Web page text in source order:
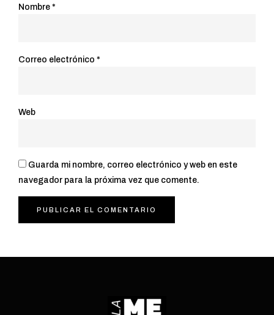
Nombre *
Correo electrónico *
Web
Guarda mi nombre, correo electrónico y web en este
navegador para la próxima vez que comente.